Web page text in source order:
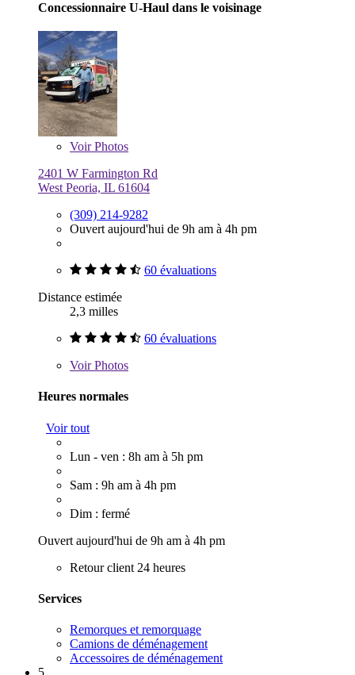
Concessionnaire U-Haul dans le voisinage
VoirPhotos
2401 W Farmington Rd
West Peoria, IL 61604
(309) 214-9282
Ouvert aujourd'hui de 9h am à 4h pm
60 évaluations
Distance estimée
2,3 milles
60 évaluations
VoirPhotos
Heures normales
Voir tout
Lun - ven : 8h am à 5h pm
Sam : 9h am à 4h pm
Dim : fermé
Ouvert aujourd'hui de 9h am à 4h pm
Retour client 24 heures
Services
Remorques et remorquage
Camions de déménagement
Accessoires de déménagement